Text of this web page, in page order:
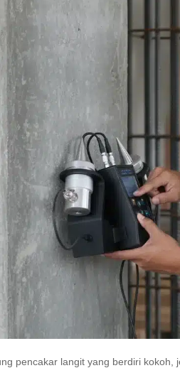
pencakar langit yang berdiri